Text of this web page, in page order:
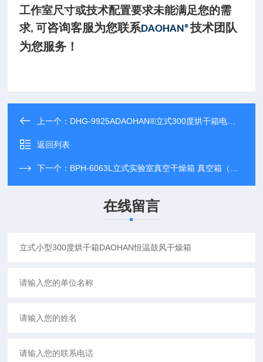
工作室尺寸或技术配置要求未能满足您的需
求, 可咨询客服为您联系DAOHAN®技术团队
为您服务！
上一个： DHG-9925ADAOHAN®立式300度烘干箱电热恒温鼓风干燥箱
返回列表
下一个： BPH-6063L立式实验室真空干燥箱 真空箱（液晶显示）
在线留言